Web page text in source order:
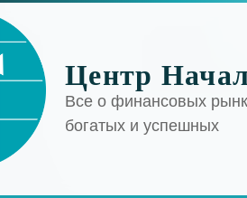
Центр
Все о финансовых
богатых и успешных